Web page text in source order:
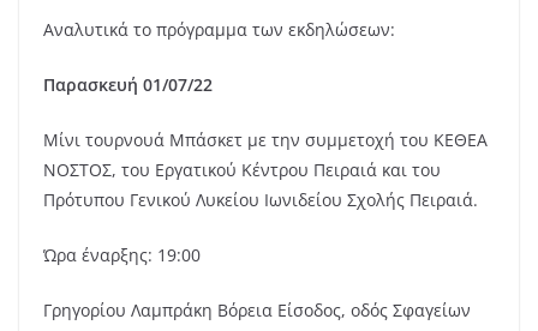
Αναλυτικά το πρόγραμμα των εκδηλώσεων:
Παρασκευή 01/07/22
Μίνι τουρνουά Μπάσκετ με την συμμετοχή του ΚΕΘΕΑ
ΝΟΣΤΟΣ, του Εργατικού Κέντρου Πειραιά και του
Πρότυπου Γενικού Λυκείου Ιωνιδείου Σχολής Πειραιά.
Ώρα έναρξης: 19:00
Γρηγορίου Λαμπράκη Βόρεια Είσοδος, οδός Σφαγείων